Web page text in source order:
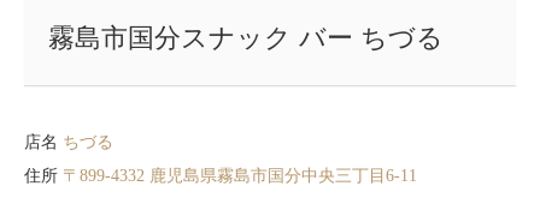
霧島市国分スナック バー ちづる
店名 ちづる
住所 〒899-4332 鹿児島県霧島市国分中央三丁目6-11